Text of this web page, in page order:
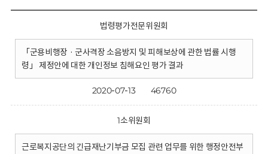
법령평가전문위원회
「군용비행장 · 군사격장 소음방지 및 피해보상에 관한 법률 시행
령」 제정안에 대한 개인정보 침해요인 평가 결과
2020-07-13 46760
1소위원회
근로복지공단의 긴급재난기부금 모집 관련 업무를 위한 행정안전부